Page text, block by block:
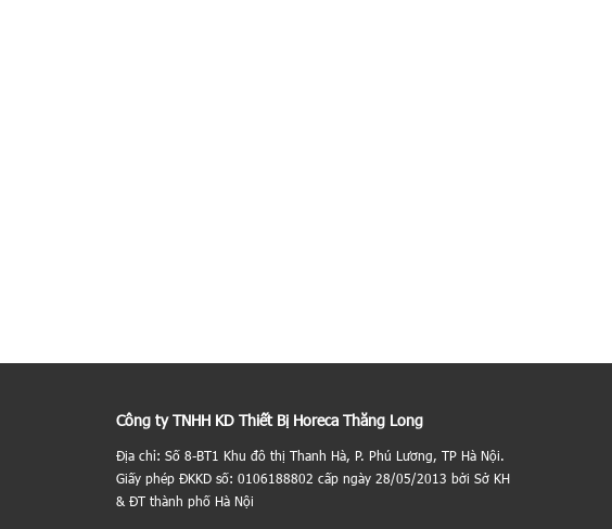
Công ty TNHH KD Thiết Bị Horeca Thăng Long
Địa chỉ: Số 8-BT1 Khu đô thị Thanh Hà, P. Phú Lương, TP Hà Nội.
Giấy phép ĐKKD số: 0106188802 cấp ngày 28/05/2013 bởi Sở KH
& ĐT thành phố Hà Nội